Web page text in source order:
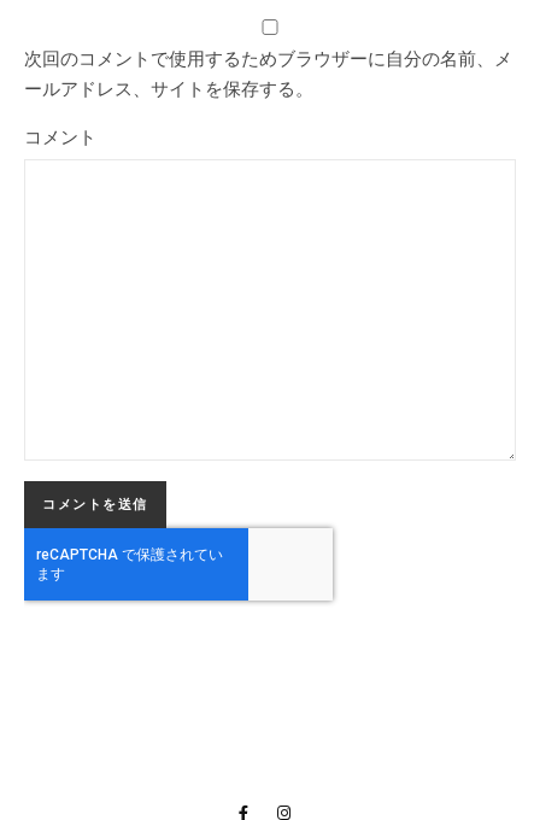
次回のコメントで使用するためブラウザーに自分の名前、メ
ールアドレス、サイトを保存する。
コメント